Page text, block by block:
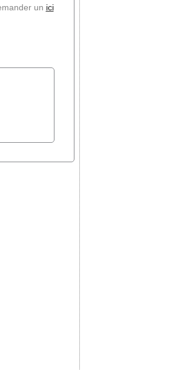
un ici